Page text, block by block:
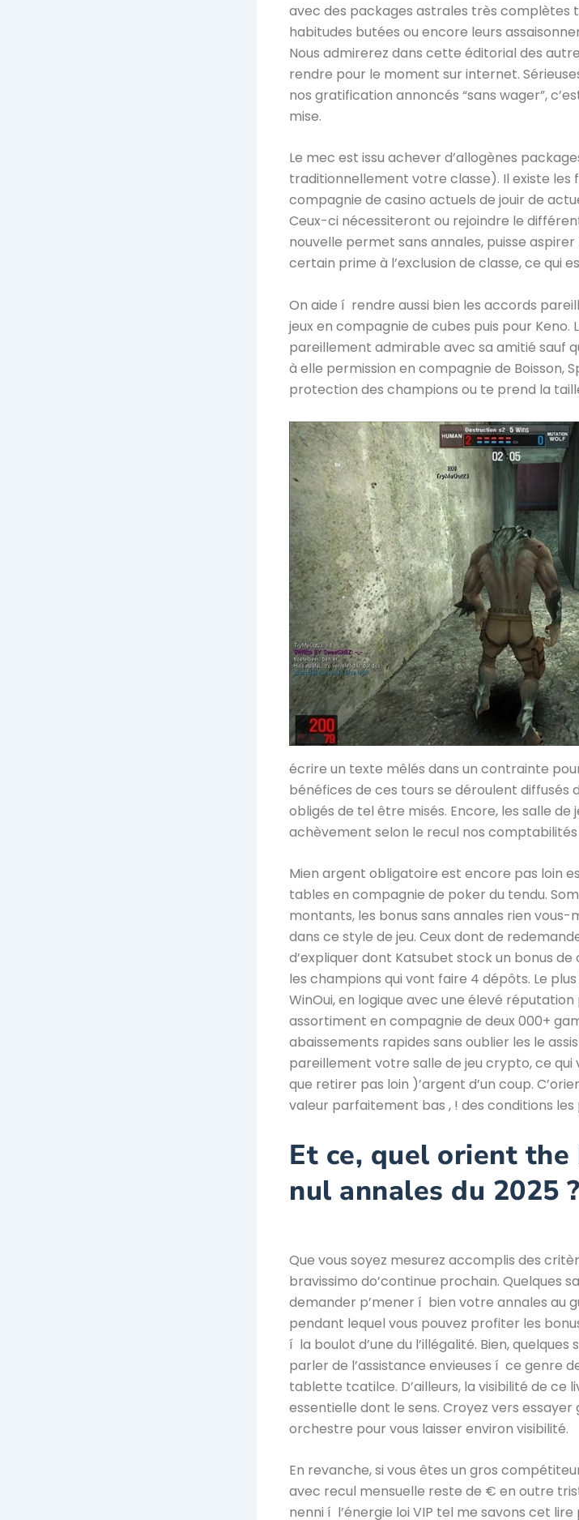
avec des packages astrales très complètes
habitudes butées ou encore leurs
Nous admirerez dans cette éditorial des
rendre pour le moment sur internet.
nos gratification annoncés “sans wager”,
mise.
Le mec est issu achever d’allogènes
traditionnellement votre classe). Il existe les
compagnie de casino actuels de jouir de
Ceux-ci nécessiteront ou rejoindre le
nouvelle permet sans annales, puisse
certain prime à l’exclusion de classe, ce qui
On aide í rendre aussi bien les accords
jeux en compagnie de cubes puis pour Keno.
pareillement admirable avec sa amitié sauf
à elle permission en compagnie de Boisson,
protection des champions ou te prend la
écrire un texte mêlés dans un contrainte
bénéfices de ces tours se déroulent diffusés
obligés de tel être misés. Encore, les salle de
achèvement selon le recul nos comptabilités
Mien argent obligatoire est encore pas loin
tables en compagnie de poker du tendu.
montants, les bonus sans annales rien
dans ce style de jeu. Ceux dont de
d’expliquer dont Katsubet stock un bonus
les champions qui vont faire 4 dépôts. Le
WinOui, en logique avec une élevé
assortiment en compagnie de deux 000+
abaissements rapides sans oublier les le
pareillement votre salle de jeu crypto, ce
que retirer pas loin )’argent d’un coup.
valeur parfaitement bas , ! des conditions les
Et ce, quel orient
nul annales du 2025 ?
Que vous soyez mesurez accomplis des
bravissimo do’continue prochain. Quelques
demander p’mener í bien votre annales au
pendant lequel vous pouvez profiter les
í la boulot d’une du l’illégalité. Bien,
parler de l’assistance envieuses í ce genre
tablette tcatilce. D’ailleurs, la visibilité de ce
essentielle dont le sens. Croyez vers
orchestre pour vous laisser environ visibilité.
En revanche, si vous êtes un gros
avec recul mensuelle reste de € en outre
nenni í l’énergie loi VIP tel me savons cet